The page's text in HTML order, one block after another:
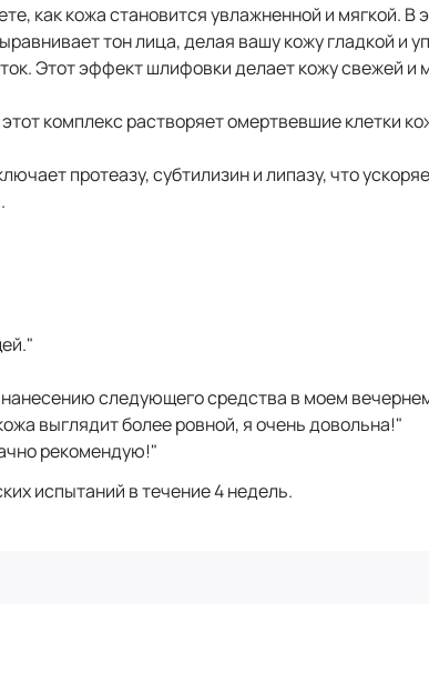
как кожа становится увлажненной и мягкой. В
тон лица, делая вашу кожу гладкой и
Этот эффект шлифовки делает кожу свежей и
комплекс растворяет омертвевшие клетки
протеазу, субтилизин и липазу, что
следующего средства в моем
выглядит более ровной, я очень довольна!"
рекомендую!"
испытаний в течение 4 недель.